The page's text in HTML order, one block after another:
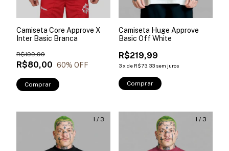
Camiseta Core Approve X
Inter Basic Branca
R$80,00
R$199,99
60% OFF
Comprar
Camiseta Huge Approve
Basic Off White
R$219,99
3x de R$73,33 sem juros
Comprar
1 / 3 1 / 3